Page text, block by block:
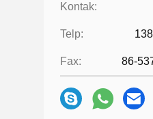
Kontak:
Telp:
Fax: 86-